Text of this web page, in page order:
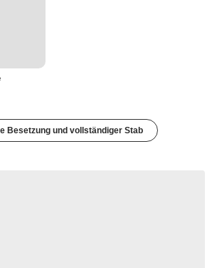
Besetzung und vollständiger Stab